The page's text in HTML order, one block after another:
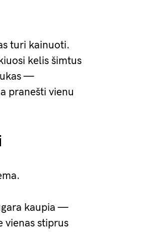
turi kainuoti.
kelis šimtus
—
pranešti vienu
kaupia —
vienas stiprus